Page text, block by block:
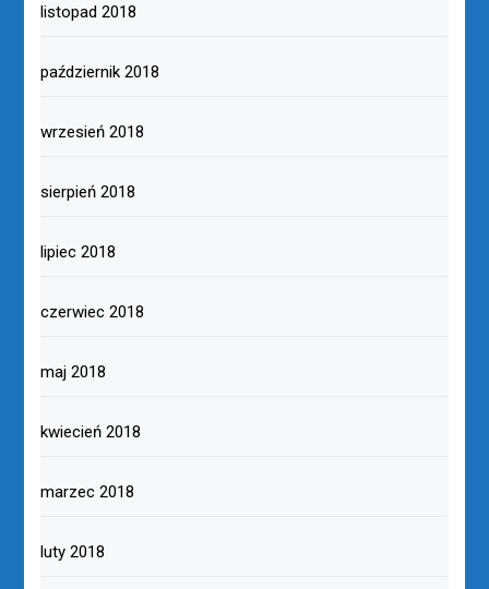
listopad 2018
październik 2018
wrzesień 2018
sierpień 2018
lipiec 2018
czerwiec 2018
maj 2018
kwiecień 2018
marzec 2018
luty 2018